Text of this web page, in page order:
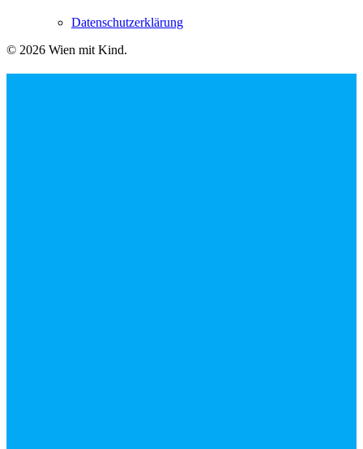
Datenschutzerklärung
© 2026 Wien mit Kind.